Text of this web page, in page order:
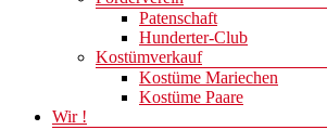
Patenschaft
Hunderter-Club
Kostümverkauf
Kostüme Mariechen
Kostüme Paare
Wir !